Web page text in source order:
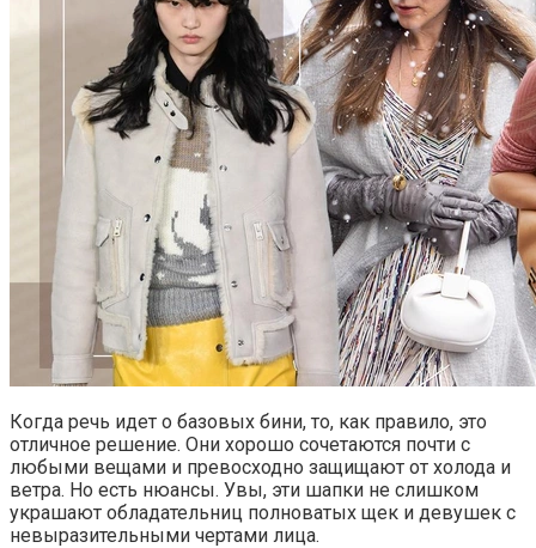
Когда речь идет о базовых бини, то, как правило, это
отличное решение. Они хорошо сочетаются почти с
любыми вещами и превосходно защищают от холода и
ветра. Но есть нюансы. Увы, эти шапки не слишком
украшают обладательниц полноватых щек и девушек с
невыразительными чертами лица.